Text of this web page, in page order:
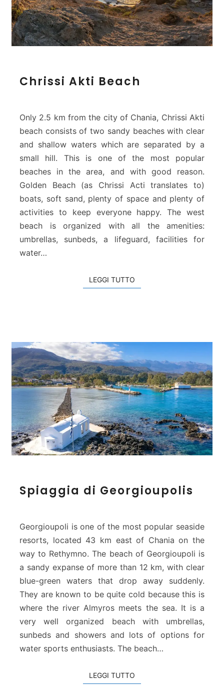
h
s
i
A
t
i
e
a
c
h
Chrissi Akti Beach
Only 2.5 km from the city of Chania, Chrissi Akti
beach consists of two sandy beaches with clear
and shallow waters which are separated by a
small hill. This is one of the most popular
beaches in the area, and with good reason.
Golden Beach (as Chrissi Acti translates to)
boats, soft sand, plenty of space and plenty of
activities to keep everyone happy. The west
beach is organized with all the amenities:
umbrellas, sunbeds, a lifeguard, facilities for
water…
LEGGI TUTTO
p
g
a
d
i
G
o
r
g
i
p
Spiaggia di Georgioupolis
Georgioupoli is one of the most popular seaside
resorts, located 43 km east of Chania on the
way to Rethymno. The beach of Georgioupoli is
a sandy expanse of more than 12 km, with clear
blue-green waters that drop away suddenly.
They are known to be quite cold because this is
where the river Almyros meets the sea. It is a
very well organized beach with umbrellas,
sunbeds and showers and lots of options for
water sports enthusiasts. The beach…
LEGGI TUTTO